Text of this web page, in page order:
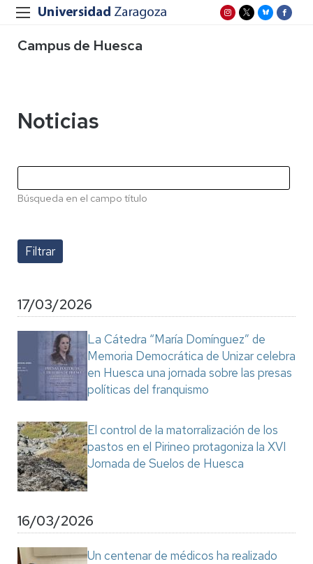
Campus de Huesca
Noticias
Búsqueda en el campo título
17/03/2026
La Cátedra “María Domínguez” de
Memoria Democrática de Unizar celebra
en Huesca una jornada sobre las presas
políticas del franquismo
El control de la matorralización de los
pastos en el Pirineo protagoniza la XVI
Jornada de Suelos de Huesca
16/03/2026
Un centenar de médicos ha realizado